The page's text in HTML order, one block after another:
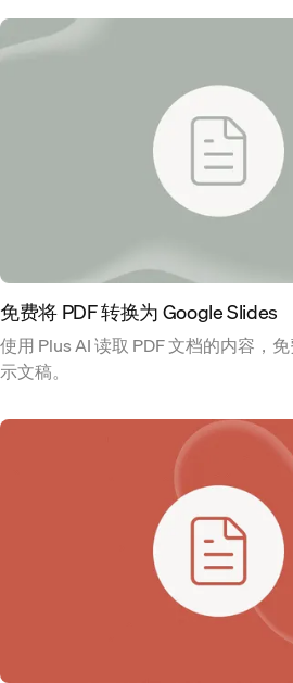
免费将 PDF 转换为 Google Slides
使用 Plus AI 读取 PDF 文档的内容，
示文稿。